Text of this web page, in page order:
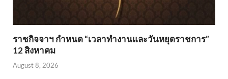
ราชกิจจาฯ กำหนด “เวลาทำงานและวันหยุดราชการ”
12 สิงหาคม
August 8, 2026